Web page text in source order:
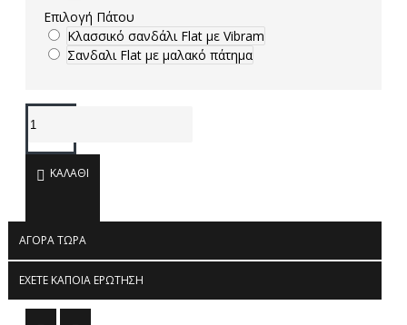
Επιλογή Πάτου
Κλασσικό σανδάλι Flat με Vibram
Σανδαλι Flat με μαλακό πάτημα
ΚΑΛΆΘΙ
ΑΓΟΡΆ ΤΏΡΑ
ΈΧΕΤΕ ΚΆΠΟΙΑ ΕΡΏΤΗΣΗ